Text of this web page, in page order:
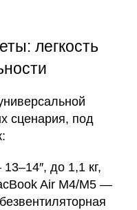
легкость
сценария, под
до 1,1 кг,
Air M4/M5 —